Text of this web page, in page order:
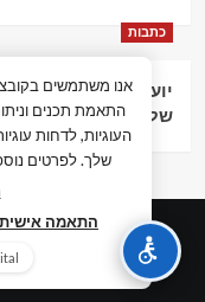
כתבות
יועץ עסקי וליווי
של העסק
© כל הזכויות
התאמת תכנים
העוגיות, לדחות
שלך. לפרטים
התאמה אישית
-